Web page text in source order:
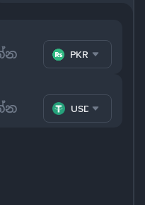
PKR
USDT